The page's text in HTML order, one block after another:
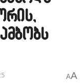
AA